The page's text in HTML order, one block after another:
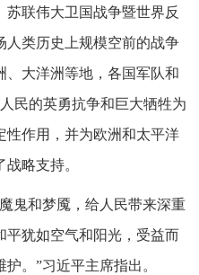
联伟大卫国战争暨世界反
人类历史上规模空前的战争
、大洋洲等地，各国军队和
民的英勇抗争和巨大牺牲为
性作用，并为欧洲和太平洋
略支持。
鬼和梦魇，给人民带来深重
平犹如空气和阳光，受益而
。”习近平主席指出。